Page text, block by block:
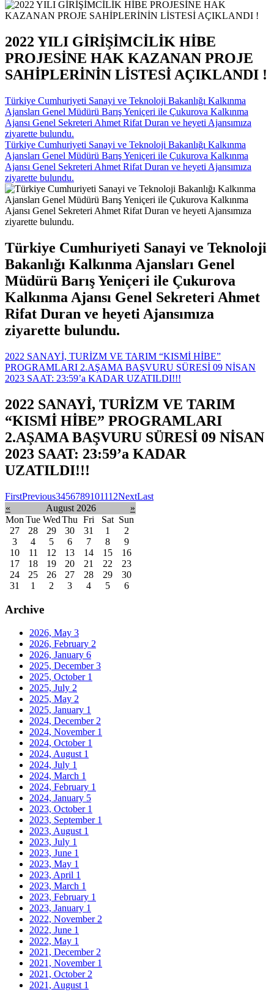
2022 YILI GİRİŞİMCİLİK HİBE
PROJESİNE HAK KAZANAN PROJE
SAHİPLERİNİN LİSTESİ AÇIKLANDI !
Türkiye Cumhuriyeti Sanayi ve Teknoloji Bakanlığı Kalkınma
Ajansları Genel Müdürü Barış Yeniçeri ile Çukurova Kalkınma
Ajansı Genel Sekreteri Ahmet Rifat Duran ve heyeti Ajansımıza
ziyarette bulundu.
Türkiye Cumhuriyeti Sanayi ve Teknoloji Bakanlığı Kalkınma
Ajansları Genel Müdürü Barış Yeniçeri ile Çukurova Kalkınma
Ajansı Genel Sekreteri Ahmet Rifat Duran ve heyeti Ajansımıza
ziyarette bulundu.
Türkiye Cumhuriyeti Sanayi ve Teknoloji
Bakanlığı Kalkınma Ajansları Genel
Müdürü Barış Yeniçeri ile Çukurova
Kalkınma Ajansı Genel Sekreteri Ahmet
Rifat Duran ve heyeti Ajansımıza
ziyarette bulundu.
2022 SANAYİ, TURİZM VE TARIM “KISMİ HİBE”
PROGRAMLARI 2.AŞAMA BAŞVURU SÜRESİ 09 NİSAN
2023 SAAT: 23:59’a KADAR UZATILDI!!!
2022 SANAYİ, TURİZM VE TARIM
“KISMİ HİBE” PROGRAMLARI
2.AŞAMA BAŞVURU SÜRESİ 09 NİSAN
2023 SAAT: 23:59’a KADAR
UZATILDI!!!
FirstPrevious3456789101112NextLast
«
August 2026
»
Mon Tue WedThu Fri Sat Sun
27
28 29 30 31 1
2
3
4 5 6 7 8
9
10
11 12 13 14 15
16
17
18 19 20 21 22
23
24
25 26 27 28 29
30
31
1 2 3 4 5 6
Archive
2026, May 3
2026, February 2
2026, January 6
2025, December3
2025, October 1
2025, July 2
2025, May 2
2025, January 1
2024, December 2
2024, November 1
2024, October 1
2024, August 1
2024, July 1
2024, March 1
2024, February 1
2024, January 5
2023, October 1
2023, September 1
2023, August 1
2023, July 1
2023, June 1
2023, May 1
2023, April 1
2023, March 1
2023, February 1
2023, January 1
2022, November 2
2022, June 1
2022, May 1
2021, December 2
2021, November 1
2021, October 2
2021, August 1